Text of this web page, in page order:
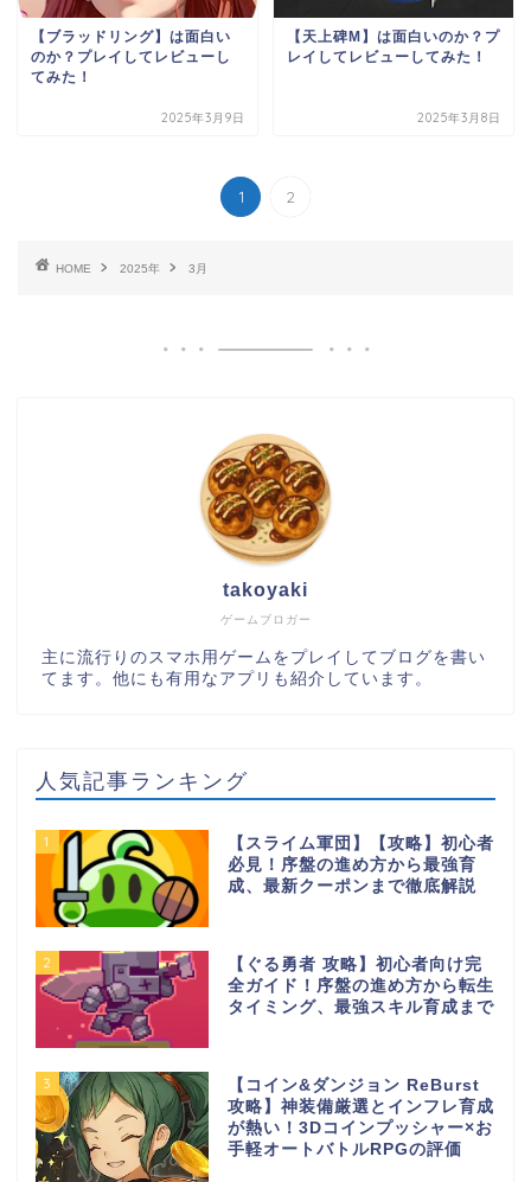
【ブラッドリング】は面白い
のか？プレイしてレビューし
てみた！
2025年3月9日
【天上碑M】は面白いのか？プ
レイしてレビューしてみた！
2025年3月8日
1 2
HOME 2025年 3月
ゲームブロガー
takoyaki
主に流行りのスマホ用ゲームをプレイしてブログを書い
てます。他にも有用なアプリも紹介しています。
人気記事ランキング
1
【スライム軍団】【攻略】初心者
必見！序盤の進め方から最強育
成、最新クーポンまで徹底解説
2
【ぐる勇者 攻略】初心者向け完
全ガイド！序盤の進め方から転生
タイミング、最強スキル育成まで
3
【コイン&ダンジョン ReBurst
攻略】神装備厳選とインフレ育成
が熱い！3Dコインプッシャー×お
手軽オートバトルRPGの評価